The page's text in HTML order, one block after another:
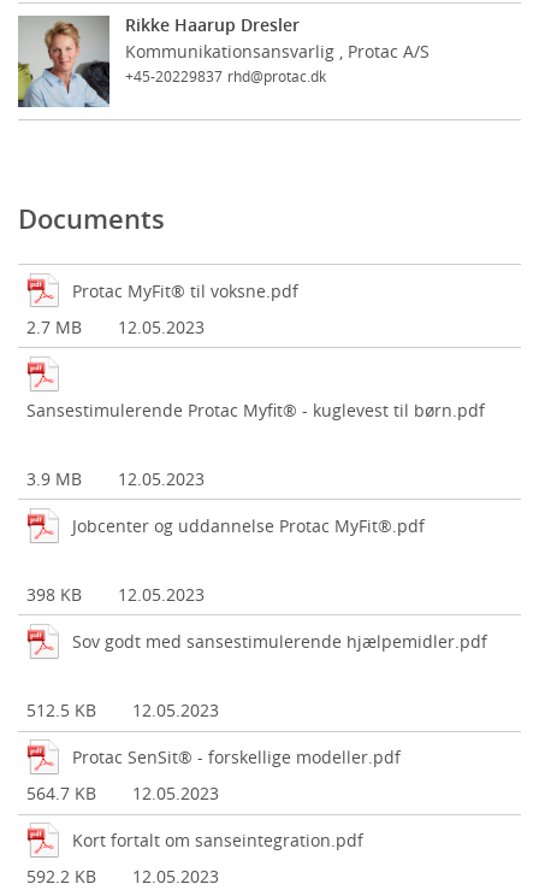
Rikke Haarup Dresler
Kommunikationsansvarlig , Protac A/S
+45-20229837 rhd@protac.dk
Documents
Protac MyFit® til voksne.pdf
2.7 MB
12.05.2023
Sansestimulerende Protac Myfit® - kuglevest til børn.pdf
3.9 MB 12.05.2023
Jobcenter og uddannelse Protac MyFit®.pdf
398 KB 12.05.2023
Sov godt med sansestimulerende hjælpemidler.pdf
512.5 KB 12.05.2023
Protac SenSit® - forskellige modeller.pdf
564.7 KB
12.05.2023
Kort fortalt om sanseintegration.pdf
592.2 KB
12.05.2023